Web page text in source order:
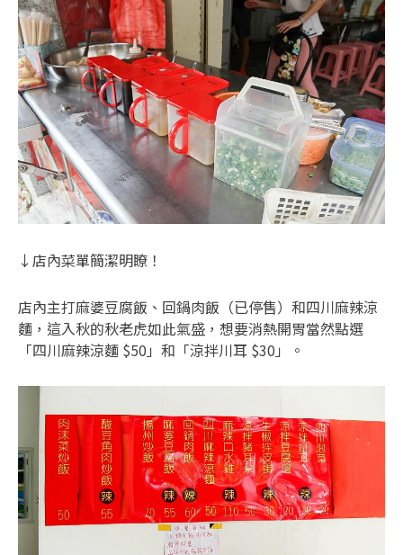
↓店內菜單簡潔明瞭！
店內主打麻婆豆腐飯、回鍋肉飯（已停售）和四川麻辣涼
麵，這入秋的秋老虎如此氣盛，想要消熱開胃當然點選
「四川麻辣涼麵 $50」和「涼拌川耳 $30」。